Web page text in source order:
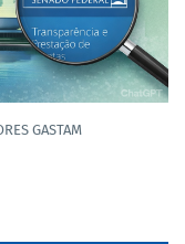
GASTAM